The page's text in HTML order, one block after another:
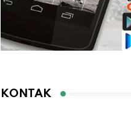
KONTAK